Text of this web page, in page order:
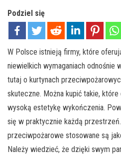
Podziel się
W Polsce istnieją firmy, które
niewielkich wymaganiach odnośnie
tutaj o kurtynach
skuteczne. Można kupić takie,
wysoką estetykę wykończenia.
się w praktycznie każdą
przeciwpożarowe stosowane są
Należy wiedzieć, że dzięki swym